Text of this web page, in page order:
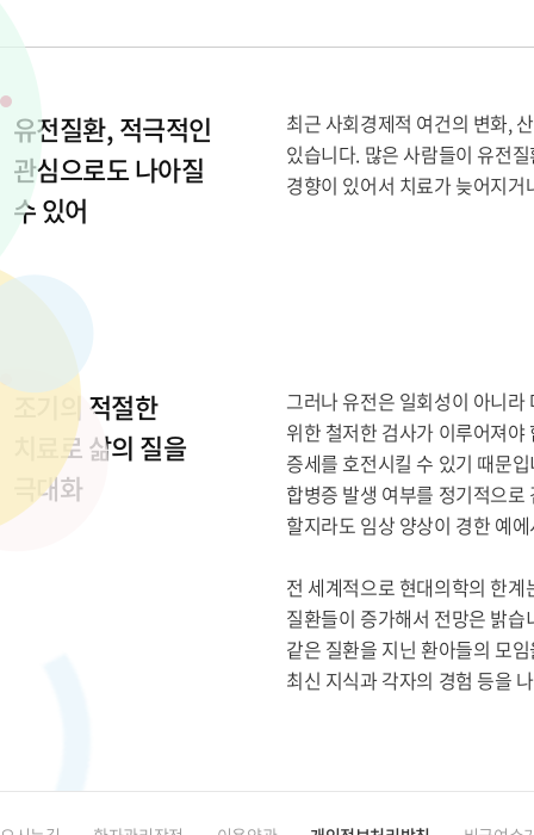
유전질환, 적극적인
관심으로도 나아질
수 있어
최근 사회경제적 여건의 변화,
있습니다. 많은 사람들이 유전
경향이 있어서 치료가 늦어지
조기의 적절한
치료로 삶의 질을
극대화
그러나 유전은 일회성이 아니
위한 철저한 검사가 이루어져
증세를 호전시킬 수 있기 때문
합병증 발생 여부를 정기적으
할지라도 임상 양상이 경한 예
전 세계적으로 현대의학의 한
질환들이 증가해서 전망은 밝
같은 질환을 지닌 환아들의 모
최신 지식과 각자의 경험 등을